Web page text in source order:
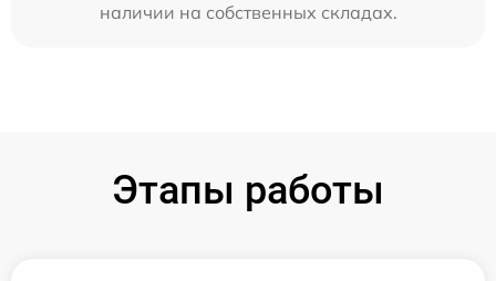
наличии на собственных складах.
Этапы работы